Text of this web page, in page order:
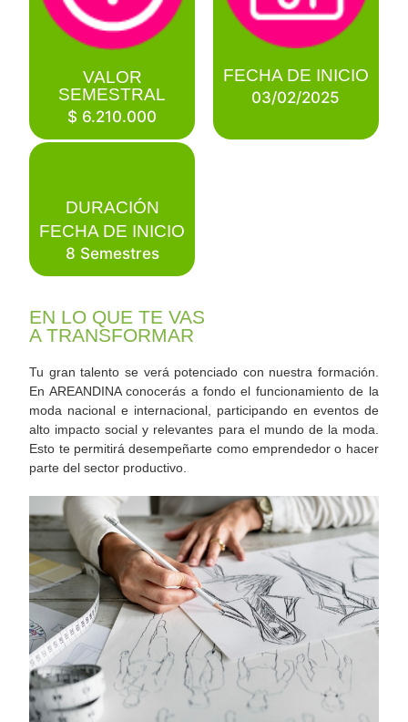
VALOR
SEMESTRAL
$ 6.210.000
FECHA DE INICIO
03/02/2025
DURACIÓN
FECHA DE INICIO
8 Semestres
EN LO QUE TE VAS
A TRANSFORMAR
Tu gran talento se verá potenciado con nuestra formación.
En AREANDINA conocerás a fondo el funcionamiento de la
moda nacional e internacional, participando en eventos de
alto impacto social y relevantes para el mundo de la moda.
Esto te permitirá desempeñarte como emprendedor o hacer
parte del sector productivo.